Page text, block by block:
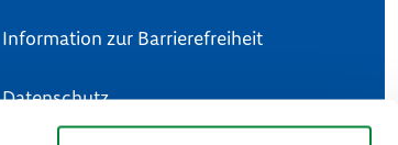
Information zur Barrierefreiheit
Datenschutz